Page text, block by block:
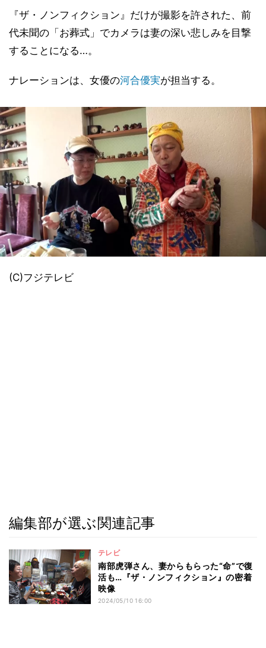
『ザ・ノンフィクション』だけが撮影を許された、前
代未聞の「お葬式」でカメラは妻の深い悲しみを目撃
することになる…。
ナレーションは、女優の河合優実が担当する。
(C)フジテレビ
編集部が選ぶ関連記事
テレビ
南部虎弾さん、妻からもらった“命”で復
活も…『ザ・ノンフィクション』の密着
映像
2024/05/10 16:00